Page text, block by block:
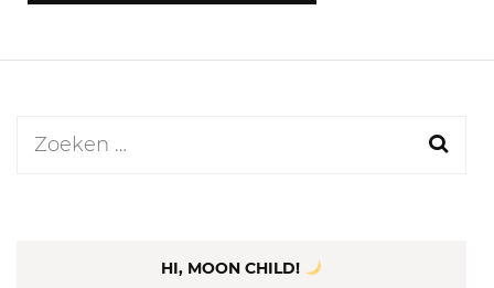
Zoeken
HI, MOON CHILD!